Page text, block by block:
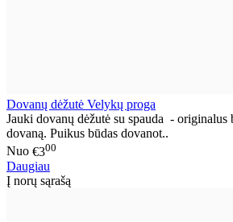
Dovanų dėžutė Velykų proga
Jauki dovanų dėžutė su spauda -
dovaną. Puikus būdas dovanot..
Nuo €300
Daugiau
Į norų sąrašą